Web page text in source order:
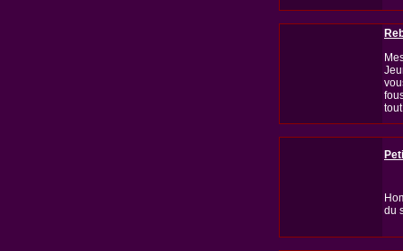
du